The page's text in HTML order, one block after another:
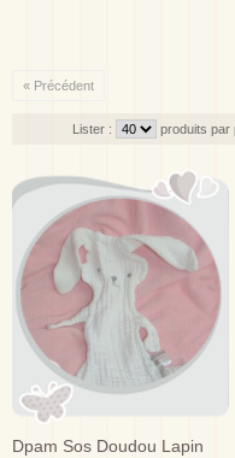
« Précédent
Lister : produits par
Dpam Sos Doudou Lapin